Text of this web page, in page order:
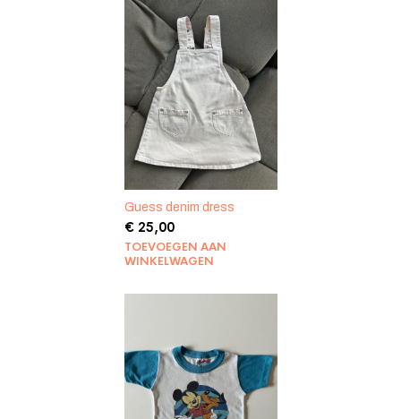
Guess denim dress
€25,00
TOEVOEGEN AAN
WINKELWAGEN